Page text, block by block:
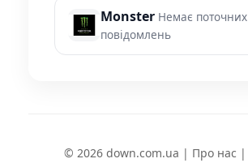
Monster Немає поточних
повідомлень
© 2026 down.com.ua | Про нас |